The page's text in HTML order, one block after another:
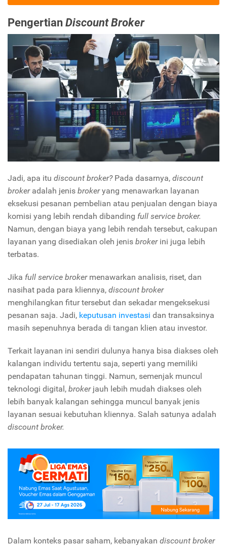
PengertianDiscount Broker
Jadi, apa itu discount broker? Pada dasarnya, discount
broker adalah jenis brokeryang menawarkan layanan
eksekusi pesanan pembelian atau penjualan dengan biaya
komisi yang lebih rendah dibanding full service broker.
Namun, dengan biaya yang lebih rendah tersebut, cakupan
layanan yang disediakan oleh jenis broker ini juga lebih
terbatas.
Jika full service broker menawarkan analisis, riset, dan
nasihat pada para kliennya, discount broker
menghilangkan fitur tersebut dan sekadar mengeksekusi
pesanan saja. Jadi, keputusan investasi dan transaksinya
masih sepenuhnya berada di tangan klien atau investor.
Terkait layanan ini sendiri dulunya hanya bisa diakses oleh
kalangan individu tertentu saja, seperti yang memiliki
pendapatan tahunan tinggi. Namun, semenjak muncul
teknologi digital, broker jauh lebih mudah diakses oleh
lebih banyak kalangan sehingga muncul banyak jenis
layanan sesuai kebutuhan kliennya. Salah satunya adalah
discount broker.
Dalam konteks pasar saham, kebanyakan discount broker